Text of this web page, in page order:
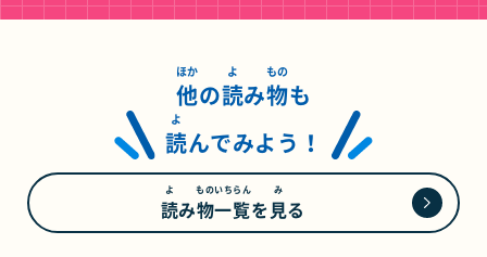
他
ほか
の読
よ
み物
もの
も
読
よ
んでみよう！
読
よ
み物一覧
ものいちらん
を見
み
る